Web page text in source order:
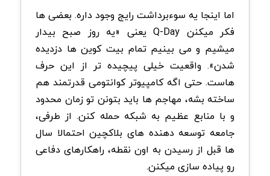
اما اینجا یه سوءبرداشت رایج وجود داره. بعضی ها
فکر میکنن Q-Day یعنی «یه روز صبح بیدار
میشیم و می بینیم تمام بیت کوین ها دزدیده
شدن». واقعیت خیلی پیچیده تر از این حرف
هاست. حتی اگه کامپیوتر کوانتومی قدرتمند هم
ساخته بشه، مهاجم ها باید بتونن تو زمان محدود
و با منابع عظیم به شبکه حمله کنن. از طرفی،
جامعه توسعه دهنده های بلاکچین احتمالا سال
ها قبل از رسیدن به اون نقطه، راهکارهای دفاعی
رو پیاده سازی میکنن.